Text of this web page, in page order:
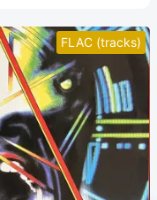
FLAC (tracks)